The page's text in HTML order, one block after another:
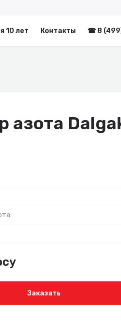
10 лет Контакты ☎ 8
азота
Заказать